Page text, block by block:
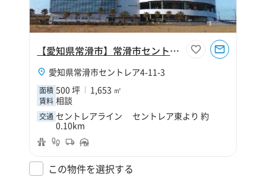
【愛知県常滑市】常滑市セントレア500坪倉庫（寄託）
愛知県常滑市セントレア4-11-3
面積 500 坪 1,653 ㎡
賃料 相談
交通 セントレアライン セントレア東より 約
0.10km
この物件を選択する